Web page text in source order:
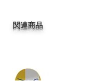
関連商品